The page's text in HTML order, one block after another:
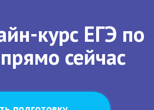
курс ЕГЭ по
сейчас